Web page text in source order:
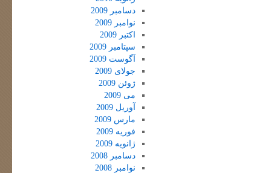
دسامبر 2009
نوامبر 2009
اکتبر 2009
سپتامبر 2009
آگوست 2009
جولای 2009
ژوئن 2009
می 2009
آوریل 2009
مارس 2009
فوریه 2009
ژانویه 2009
دسامبر 2008
نوامبر 2008